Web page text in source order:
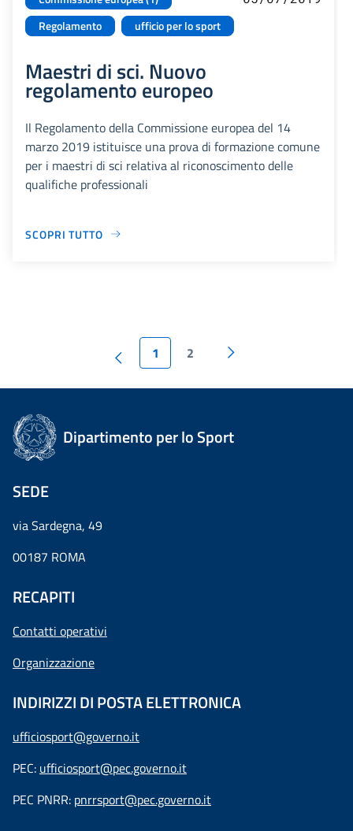
Regolamento
ufficio per lo sport
Maestri di sci. Nuovo
regolamento europeo
Il Regolamento della Commissione europea del 14
marzo 2019 istituisce una prova di formazione comune
per i maestri di sci relativa al riconoscimento delle
qualifiche professionali
SCOPRI TUTTO
1 2
Dipartimento per lo Sport
SEDE
via Sardegna, 49
00187 ROMA
RECAPITI
Contatti operativi
Organizzazione
INDIRIZZI DI POSTA ELETTRONICA
ufficiosport@governo.it
PEC: ufficiosport@pec.governo.it
PEC PNRR: pnrrsport@pec.governo.it